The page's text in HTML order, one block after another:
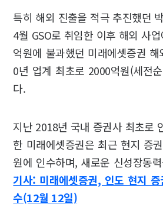
특히 해외 진출을 적극 추진했던
4월 GSO로 취임한 이후 해외 사
억원에 불과했던 미래에셋증권
0년 업계 최초로 2000억원(세전
다.
지난 2018년 국내 증권사 최초로
한 미래에셋증권은 최근 현지 증
원에 인수하며, 새로운 신성장동
기사: 미래에셋증권, 인도 현지
수(12월 12일)